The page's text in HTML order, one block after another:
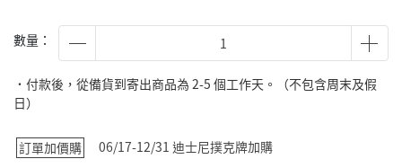
數量：
˙付款後，從備貨到寄出商品為 2-5 個工作天。（不包含周末及假
日）
訂單加價購 06/17-12/31 迪士尼撲克牌加購